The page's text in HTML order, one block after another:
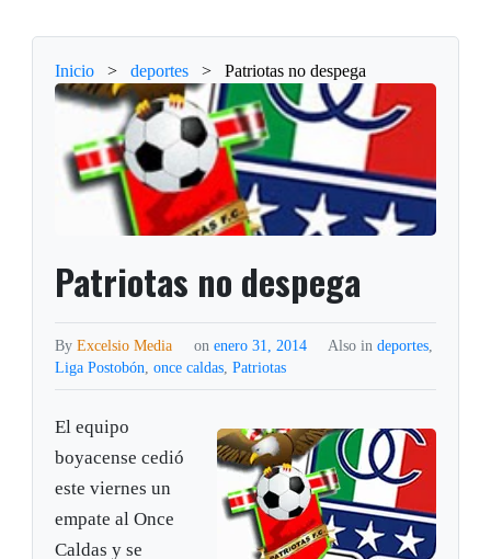
Inicio > deportes > Patriotas no despega
Patriotas no despega
ByExcelsio Media on enero 31, 2014 Also in deportes,
Liga Postobón,once caldas,Patriotas
El equipo
boyacense cedió
este viernes un
empate al Once
Caldas y se